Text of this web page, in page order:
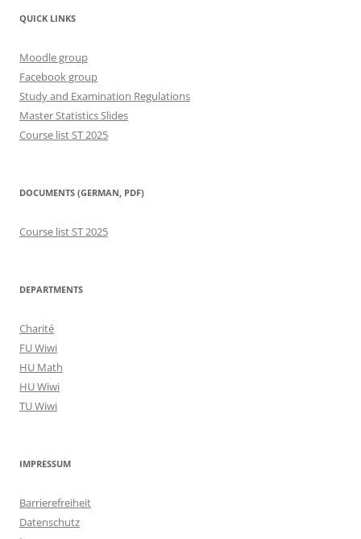
QUICK LINKS
Moodle group
Facebook group
Study and Examination Regulations
Master Statistics Slides
Course list ST 2025
DOCUMENTS (GERMAN, PDF)
Course list ST 2025
DEPARTMENTS
Charité
FU Wiwi
HU Math
HU Wiwi
TU Wiwi
IMPRESSUM
Barrierefreiheit
Datenschutz